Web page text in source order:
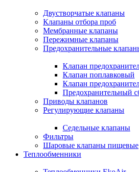
Двустворчатые клапаны
Клапаны отбора проб
Мембранные клапаны
Пережимные клапаны
Предохранительные
Клапан
Клапан поплавковый
Клапан
Предохранительный
Приводы клапанов
Регулирующие клапаны
Седельные клапаны
Фильтры
Шаровые клапаны пищевые
Теплообменники